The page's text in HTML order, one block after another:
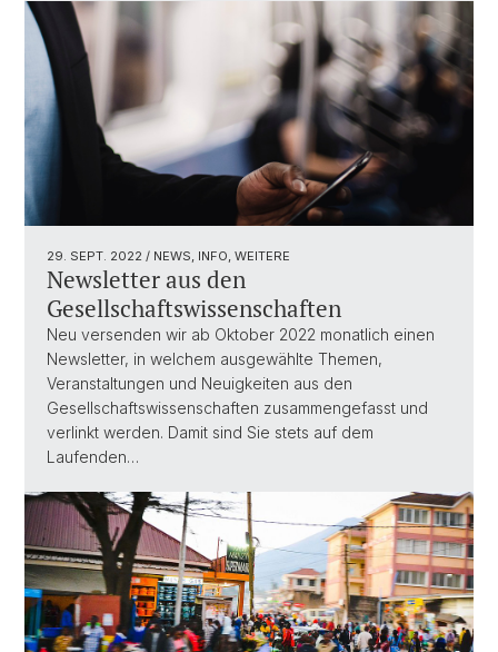
29. SEPT. 2022 / NEWS, INFO, WEITERE
Newsletter aus den
Gesellschaftswissenschaften
Neu versenden wir ab Oktober 2022 monatlich einen
Newsletter, in welchem ausgewählte Themen,
Veranstaltungen und Neuigkeiten aus den
Gesellschaftswissenschaften zusammengefasst und
verlinkt werden. Damit sind Sie stets auf dem
Laufenden…